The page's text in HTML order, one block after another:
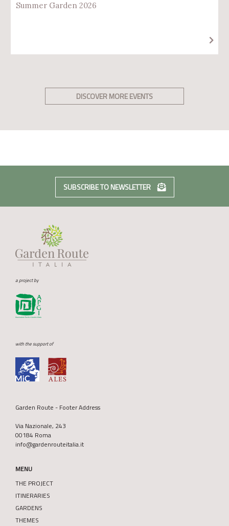
Summer Garden 2026
DISCOVER MORE EVENTS
SUBSCRIBE TO NEWSLETTER
a project by
with the support of
Garden Route - Footer Address
Via Nazionale, 243
00184 Roma
info@gardenrouteitalia.it
MENU
THE PROJECT
ITINERARIES
GARDENS
THEMES